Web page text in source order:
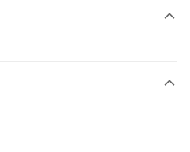
付款。
付」後，將跳轉至「AFTEE先享後付」
上)免運費
上)免運費